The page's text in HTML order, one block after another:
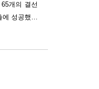
개의 결선
성공했습